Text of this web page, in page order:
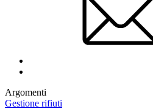
Argomenti
Gestione rifiuti